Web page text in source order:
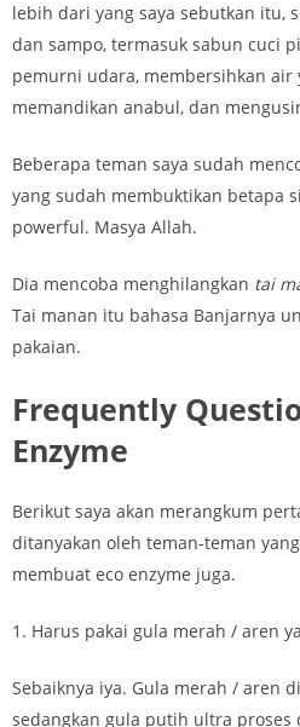
lebih dari yang saya sebutkan itu,
dan sampo, termasuk sabun cuci
pemurni udara, membersihkan air
memandikan anabul, dan
Beberapa teman saya sudah
yang sudah membuktikan betapa
powerful. Masya Allah.
Dia mencoba menghilangkan tai
Tai manan itu bahasa Banjarnya
pakaian.
Frequently
Enzyme
Berikut saya akan merangkum
ditanyakan oleh teman-teman
membuat eco enzyme juga.
1. Harus pakai gula merah / aren
Sebaiknya iya. Gula merah / aren
sedangkan gula putih ultra proses